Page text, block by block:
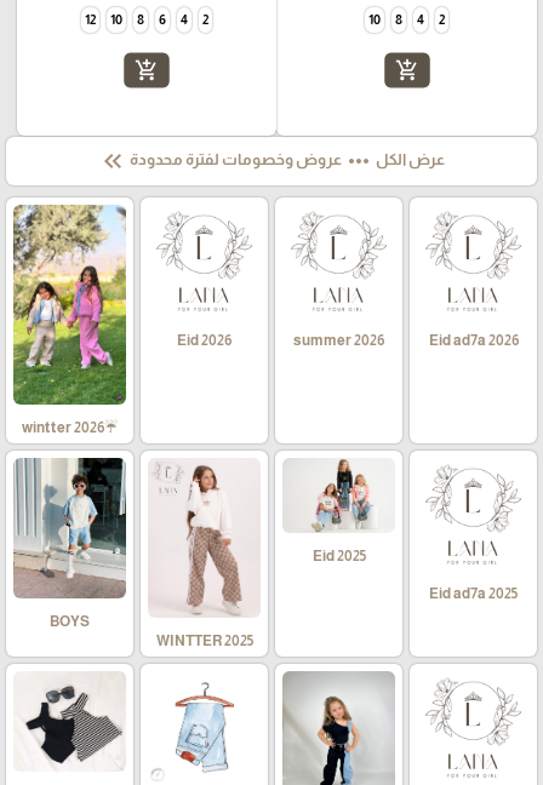
2
4
8
10
add_shopping_cart
2
4
6
8
10
12
add_shopping_cart
عرض الكل more_horiz عروض وخصومات لفترة محدودة keyboard_double_arrow_left
Eid ad7a 2026
summer 2026
Eid 2026
☔wintter 2026
Eid ad7a 2025
Eid 2025
WINTTER 2025
BOYS